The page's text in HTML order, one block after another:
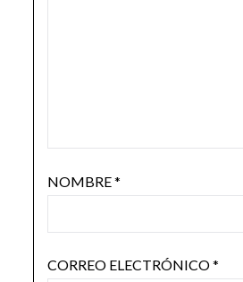
NOMBRE*
CORREO ELECTRÓNICO*